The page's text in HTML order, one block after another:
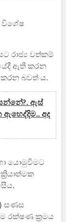
විශේෂ
රාජ්‍ය වත්කම්
ඇති කරන
බවත් ය.
ඇස්
අද
යොමුවීමට
සණස
රක්ෂණ ක්‍රමය